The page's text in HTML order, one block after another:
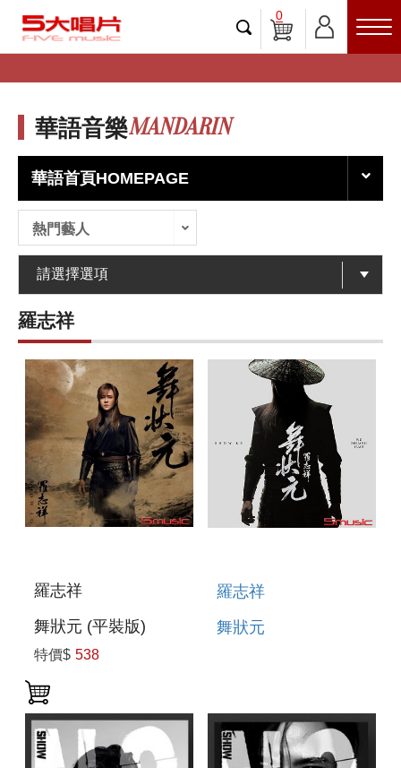
0
華語音樂MANDARIN
華語首頁HOMEPAGE
熱門藝人
羅志祥
羅志祥
舞狀元 (平裝版)
特價$ 538
羅志祥
舞狀元